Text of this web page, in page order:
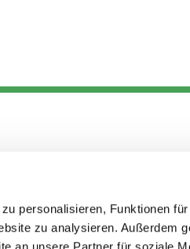
personalisieren, Funktionen
zu analysieren. Außerdem
von-avila-berlin.de